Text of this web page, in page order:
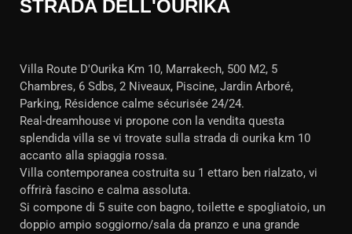
STRADA DELL'OURIKA
Villa Route D'Ourika Km 10, Marrakech, 500 M2, 5
Chambres, 6 Sdbs, 2 Niveaux, Piscine, Jardin Arboré,
Parking, Résidence calme sécurisée 24/24.
Real-dreamhouse vi propone con la vendita questa
splendida villa se vi trovate sulla strada di ourika km 10
accanto alla spiaggia rossa.
Villa contemporanea costruita su 1 ettaro ben rialzato, vi
offrirà fascino e calma assoluta.
Si compone di 5 suite con bagno, toilette e spogliatoio, un
doppio ampio soggiorno/sala da pranzo e una grande